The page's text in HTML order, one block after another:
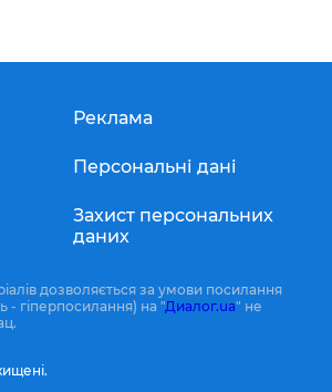
Реклама
Персональні дані
Захист персональних
даних
дозволяється за умови посилання
- гіперпосилання) на "Диалог.ua" не